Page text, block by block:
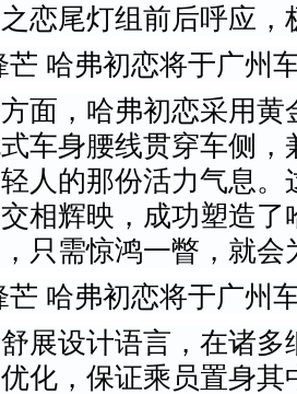
恋尾灯组前后呼应，
面，哈弗初恋采用
车身腰线贯穿车侧
人的那份活力气息
相辉映，成功塑造
只需惊鸿一瞥，就会
展设计语言，在诸
化，保证乘员置身